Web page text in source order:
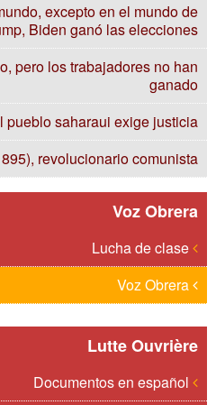
excepto en el mundo de
Biden ganó las elecciones
pero los trabajadores no han
ganado
pueblo saharaui exige justicia
revolucionario comunista
Voz Obrera
Lutte Ouvrière